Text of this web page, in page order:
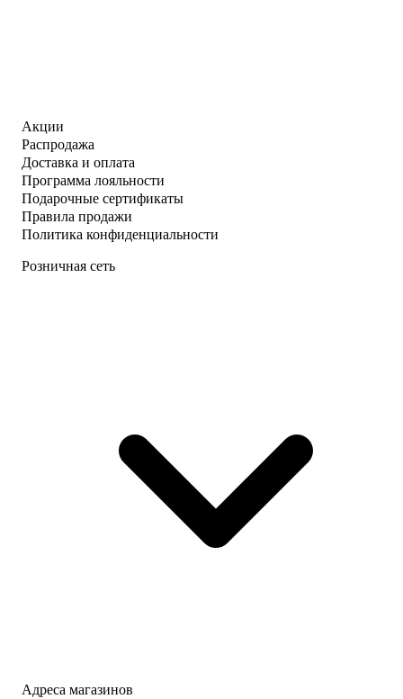
Акции
Распродажа
Доставка и оплата
Программа лояльности
Подарочные сертификаты
Правила продажи
Политика конфиденциальности
Розничная сеть
Адреса магазинов